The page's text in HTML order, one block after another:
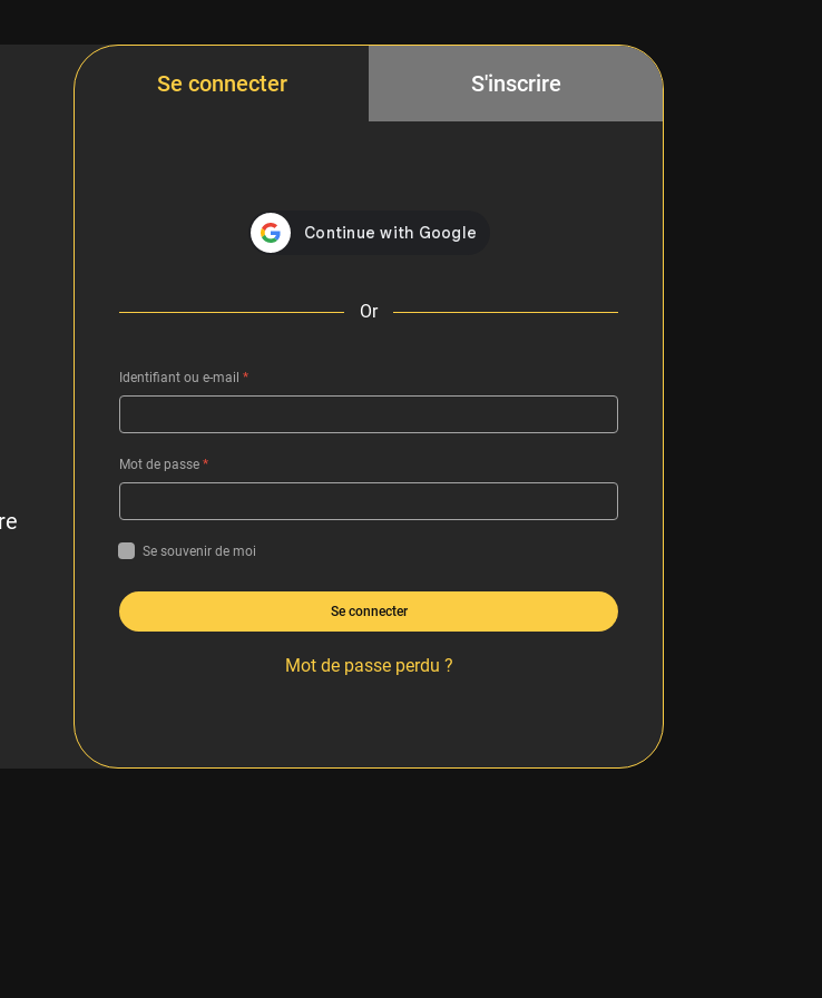
Se connecter S'inscrire
Or
Identifiant ou e-mail *
Mot de passe *
Se souvenir de moi
Se connecter
Mot de passe perdu ?